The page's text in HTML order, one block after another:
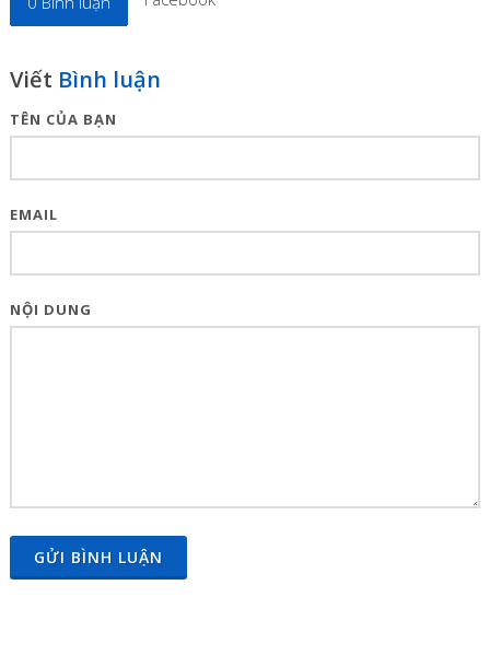
Viết Bình luận
TÊN CỦA BẠN
EMAIL
NỘI DUNG
GỬI BÌNH LUẬN